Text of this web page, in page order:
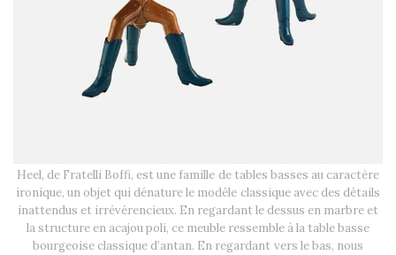
Heel, de Fratelli Boffi, est une famille de tables basses au caractère
ironique, un objet qui dénature le modèle classique avec des détails
inattendus et irrévérencieux. En regardant le dessus en marbre et
la structure en acajou poli, ce meuble ressemble à la table basse
bourgeoise classique d’antan. En regardant vers le bas, nous